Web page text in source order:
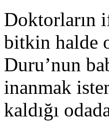
Doktorların
bitkin halde
Duru’nun
inanmak
kaldığı